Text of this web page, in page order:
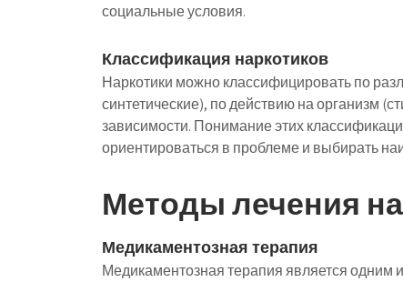
социальные условия.
Классификация наркотиков
Наркотики можно классифицировать по
синтетические), по действию на организм
зависимости. Понимание этих
ориентироваться в проблеме и выбирать
Методы лечения
Медикаментозная терапия
Медикаментозная терапия является одним